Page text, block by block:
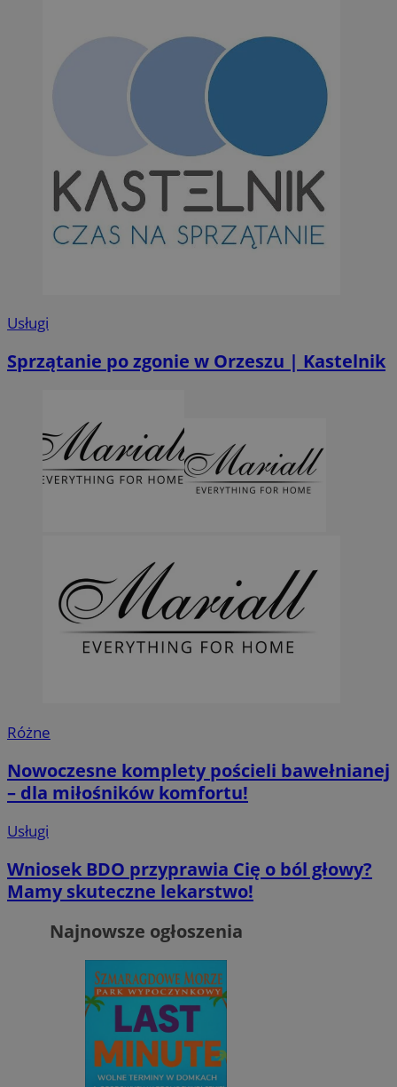
Usługi
Sprzątanie po zgonie w Orzeszu | Kastelnik
Różne
Nowoczesne komplety pościeli bawełnianej
– dla miłośników komfortu!
Usługi
Wniosek BDO przyprawia Cię o ból głowy?
Mamy skuteczne lekarstwo!
Najnowsze ogłoszenia